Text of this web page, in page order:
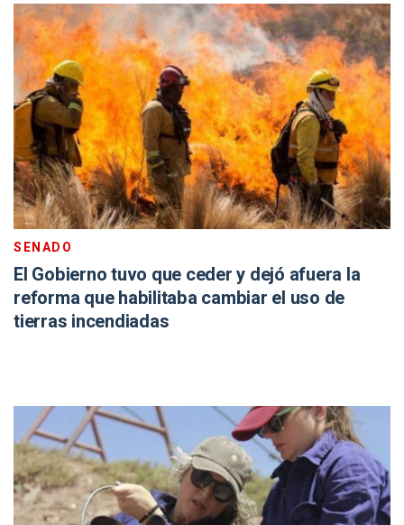
SENADO
El Gobierno tuvo que ceder y dejó afuera la
reforma que habilitaba cambiar el uso de
tierras incendiadas